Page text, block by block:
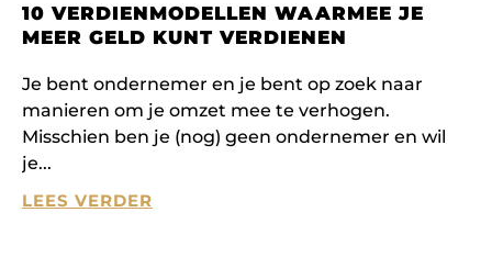
10 VERDIENMODELLEN WAARMEE JE
MEER GELD KUNT VERDIENEN
Je bent ondernemer en je bent op zoek naar
manieren om je omzet mee te verhogen.
Misschien ben je (nog) geen ondernemer en wil
je
LEES VERDER